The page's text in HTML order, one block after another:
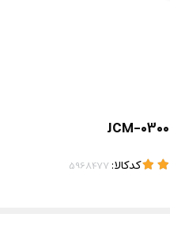
کدکالا: